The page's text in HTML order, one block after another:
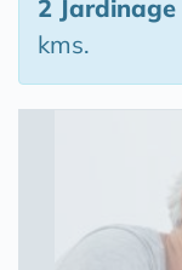
2 Jardinage
kms.